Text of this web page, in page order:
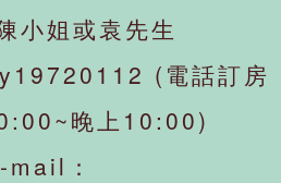
小姐或袁先生
(電話訂房
晚上10:00)
mail：